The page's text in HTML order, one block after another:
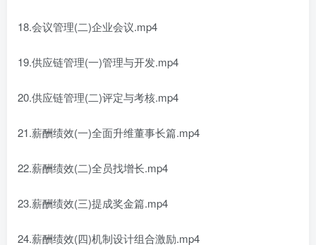
18.会议管理(二)企业会议.mp4
19.供应链管理(一)管理与开发.mp4
20.供应链管理(二)评定与考核.mp4
21.薪酬绩效(一)全面升维董事长篇.mp4
22.薪酬绩效(二)全员找增长.mp4
23.薪酬绩效(三)提成奖金篇.mp4
24.薪酬绩效(四)机制设计组合激励.mp4